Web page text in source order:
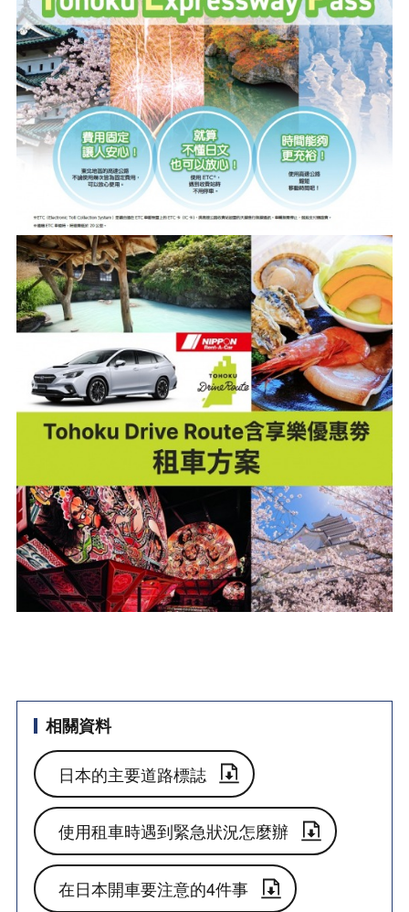
相關資料
日本的主要道路標誌
使用租車時遇到緊急狀況怎麼辦
在日本開車要注意的4件事